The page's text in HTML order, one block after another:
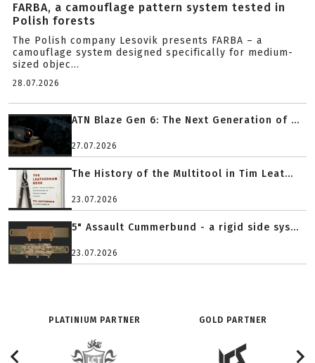
FARBA, a camouflage pattern system tested in
Polish forests
The Polish company Lesovik presents FARBA – a
camouflage system designed specifically for medium-
sized objec...
28.07.2026
ATN Blaze Gen 6: The Next Generation of ...
27.07.2026
The History of the Multitool in Tim Leat...
23.07.2026
5" Assault Cummerbund - a rigid side sys...
23.07.2026
PLATINIUM PARTNER GOLD PARTNER